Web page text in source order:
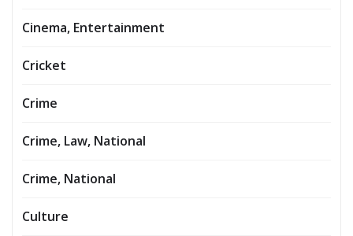
Cinema, Entertainment
Cricket
Crime
Crime, Law, National
Crime, National
Culture